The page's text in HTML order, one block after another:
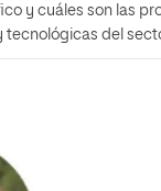
y cuáles son las
tecnológicas del